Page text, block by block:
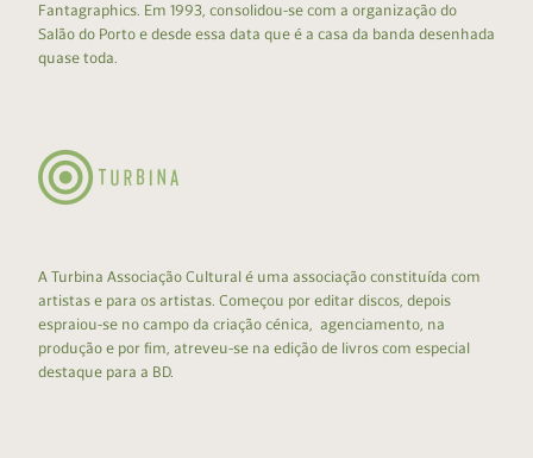
Fantagraphics. Em 1993, consolidou-se com a organização do
Salão do Porto e desde essa data que é a casa da banda desenhada
quase toda.
A Turbina Associação Cultural é uma associação constituída com
artistas e para os artistas. Começou por editar discos, depois
espraiou-se no campo da criação cénica, agenciamento, na
produção e por fim, atreveu-se na edição de livros com especial
destaque para a BD.